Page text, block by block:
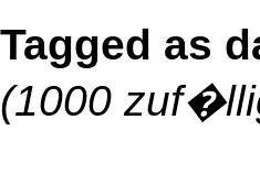
Tagged as
(1000